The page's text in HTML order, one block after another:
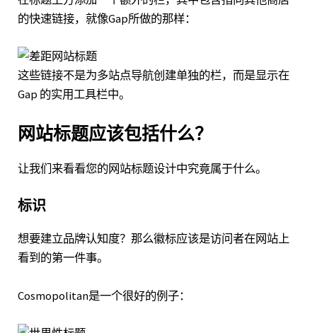
的快速链接，就像Gap所做的那样：
这些链接不是为多站点导航创建单独的栏，而是显示在
Gap 的实用工具栏中。
网站标题应该包括什么？
让我们来看看您的网站标题设计中究竟属于什么。
标识
想要建立品牌认知度？那么徽标应该是访问者在网站上
看到的第一件事。
Cosmopolitan是一个很好的例子：